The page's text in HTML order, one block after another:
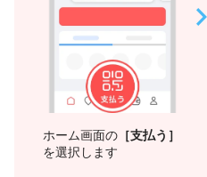
ホーム画面の ［支払う］
を選択します